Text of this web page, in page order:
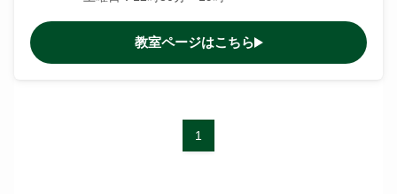
教室ページはこちら
1